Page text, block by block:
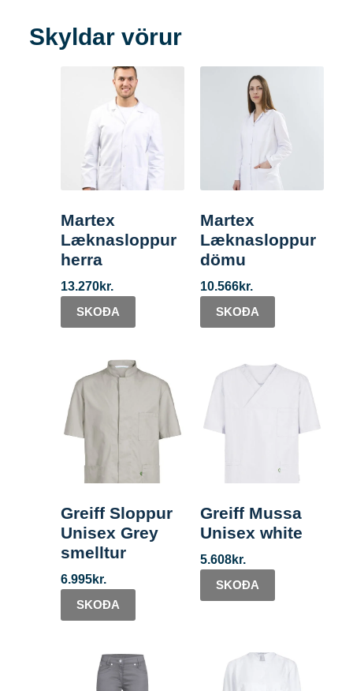
Skyldar vörur
Martex
Læknasloppur
herra
13.270kr.
SKOÐA
Martex
Læknasloppur
dömu
10.566kr.
SKOÐA
Greiff Sloppur
Unisex Grey
smelltur
6.995kr.
SKOÐA
Greiff Mussa
Unisex white
5.608kr.
SKOÐA